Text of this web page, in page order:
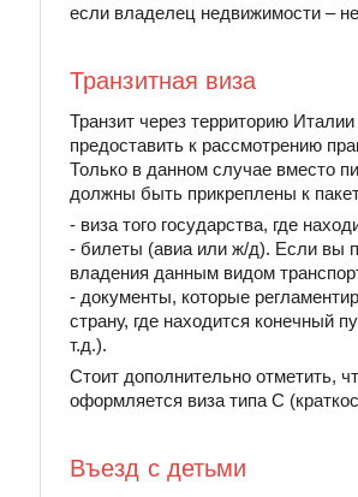
если владелец недвижимости –
Транзитная виза
Транзит через территорию
предоставить к рассмотрению
Только в данном случае вместо
должны быть прикреплены к
- виза того государства, где
- билеты (авиа или ж/д). Если вы
владения данным видом
- документы, которые
страну, где находится конечный
т.д.).
Стоит дополнительно отметить,
оформляется виза типа С
Въезд с детьми